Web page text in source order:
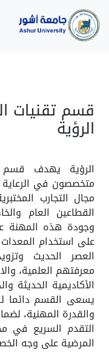
قسم تقنيات
الرؤية
الرؤية يهدف قسم
متخصصون في
مجال التجارب
القطاعين العام
وجودة هذه المهنة
على استخدام المعدات
العصر الحديث
معرفتهم العلمية،
الأكاديمية الحديثة
يسعى القسم دائما
والقدرة المهنية،
التقدم السريع في
المرضية على وجه